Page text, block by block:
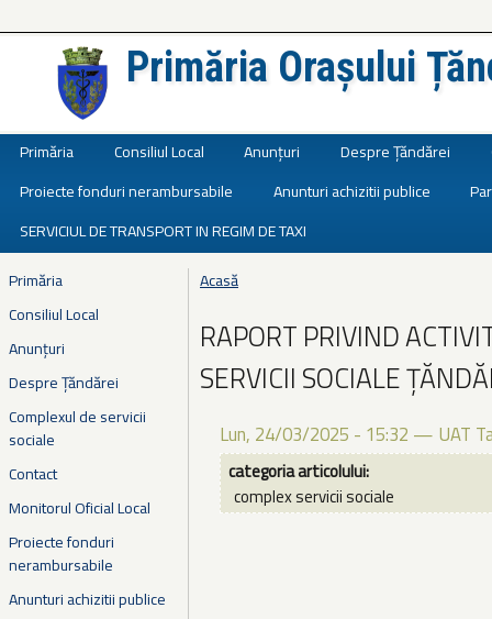
Primăria Orașului
Primăria Consiliul Local Anunțuri Despre Țăndărei
Proiecte fonduri nerambursabile
Anunturi achizitii publice
SERVICIUL DE TRANSPORT IN REGIM DE TAXI
Primăria
Consiliul Local
Anunțuri
Despre Țăndărei
Complexul de servicii
sociale
Contact
Monitorul Oficial Local
Proiecte fonduri
nerambursabile
Anunturi achizitii publice
Eşti aici
Acasă
RAPORT PRIVIND
SERVICII SOCIALE
Lun, 24/03/2025 - 15:32 — UAT
categoria articolului:
complex servicii sociale